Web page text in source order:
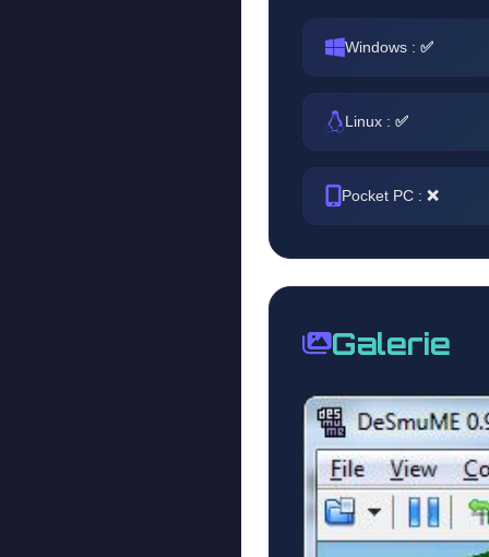
Windows : ✅
Linux : ✅
Pocket PC : ❌
Galerie